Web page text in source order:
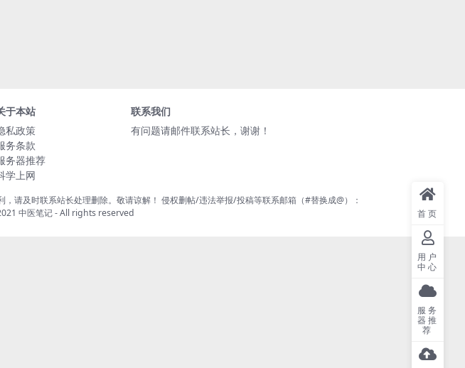
于本站
私政策
务条款
务器推荐
学上网
联系我们
有问题请邮件联系站长，谢谢！
请及时联系站长处理删除。敬请谅解！ 侵权删帖/违法举报/投稿等联系邮箱（#替换成@）：
中医笔记- All rights reserved 首页
用户
中心
服务
器推
荐